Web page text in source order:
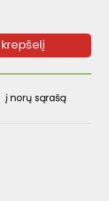
į norų sąrašą